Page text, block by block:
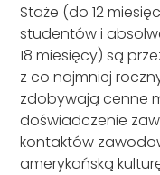
Staże (do 12
studentów i
18 miesięcy) są
z co najmniej
zdobywają cenne
doświadczenie
kontaktów
amerykańską